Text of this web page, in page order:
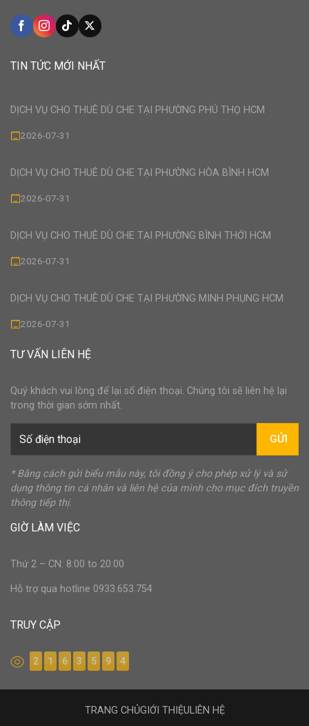
TIN TỨC MỚI NHẤT
DỊCH VỤ CHO THUÊ DÙ CHE TẠI PHƯỜNG PHÚ THỌ HCM
2026-07-31
DỊCH VỤ CHO THUÊ DÙ CHE TẠI PHƯỜNG HÒA BÌNH HCM
2026-07-31
DỊCH VỤ CHO THUÊ DÙ CHE TẠI PHƯỜNG BÌNH THỚI HCM
2026-07-31
DỊCH VỤ CHO THUÊ DÙ CHE TẠI PHƯỜNG MINH PHỤNG HCM
2026-07-31
TƯ VẤN LIÊN HỆ
Quý khách vui lòng để lại số điện thoại. Chúng tôi sẽ liên hệ lại
trong thời gian sớm nhất.
GỬI
* Bằng cách gửi biểu mẫu này, tôi đồng ý cho phép xử lý và sử
dụng thông tin cá nhân và liên hệ của mình cho mục đích truyền
thông tiếp thị.
GIỜ LÀM VIỆC
Thứ 2 – CN: 8:00 to 20:00
Hỗ trợ qua hotline 0933.653.754
TRUY CẬP
2 1 6 3 5 9 4
TRANG CHỦGIỚI THIỆULIÊN HỆ